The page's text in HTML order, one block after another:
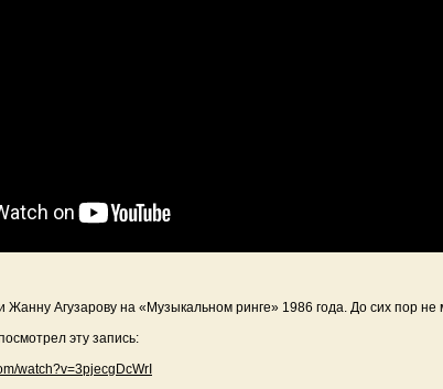
Агузарову на «Музыкальном ринге» 1986 года. До сих пор не
эту запись:
watch?v=3pjecgDcWrI